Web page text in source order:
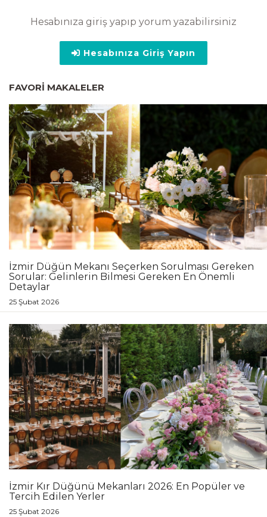
Hesabınıza giriş yapıp yorum yazabilirsiniz
Hesabınıza Giriş Yapın
FAVORI MAKALELER
İzmir Düğün Mekanı Seçerken Sorulması Gereken
Sorular: Gelinlerin Bilmesi Gereken En Önemli
Detaylar
25 Şubat 2026
İzmir Kır Düğünü Mekanları 2026: En Popüler ve
Tercih Edilen Yerler
25 Şubat 2026